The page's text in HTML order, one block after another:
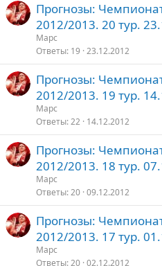
Прогнозы:
2012/2013. 20 тур.
Марс
Ответы 19 23.12.2012
Прогнозы:
2012/2013. 19 тур.
Марс
Ответы 22 14.12.2012
Прогнозы:
2012/2013. 18 тур.
Марс
Ответы 20 09.12.2012
Прогнозы:
2012/2013. 17 тур.
Марс
Ответы 20 02.12.2012